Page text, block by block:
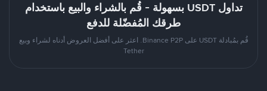
تداول USDT بسهولة - قُم بالشراء والبيع باستخدام
طرقك المُفضّلة للدفع
قُم بمُبادلة USDT على Binance P2P. اعثر على أفضل العروض أدناه لشراء وبيع
Tether